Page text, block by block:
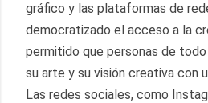
gráfico y las plataformas de
democratizado el acceso a la
permitido que personas de
su arte y su visión creativa con
Las redes sociales, como